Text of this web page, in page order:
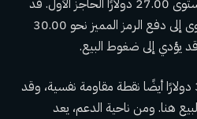
يؤدي الاختراق فوق هذا المستوى إلى دفع الرمز المميز نحو 30.00
يؤدي إلى ضغوط البيع.
ومع ذلك، تعتبر منطقة 30.00 دولارًا أيضًا نقطة مقاومة نفسية، وقد
هنا. ومن ناحية الدعم، يعد